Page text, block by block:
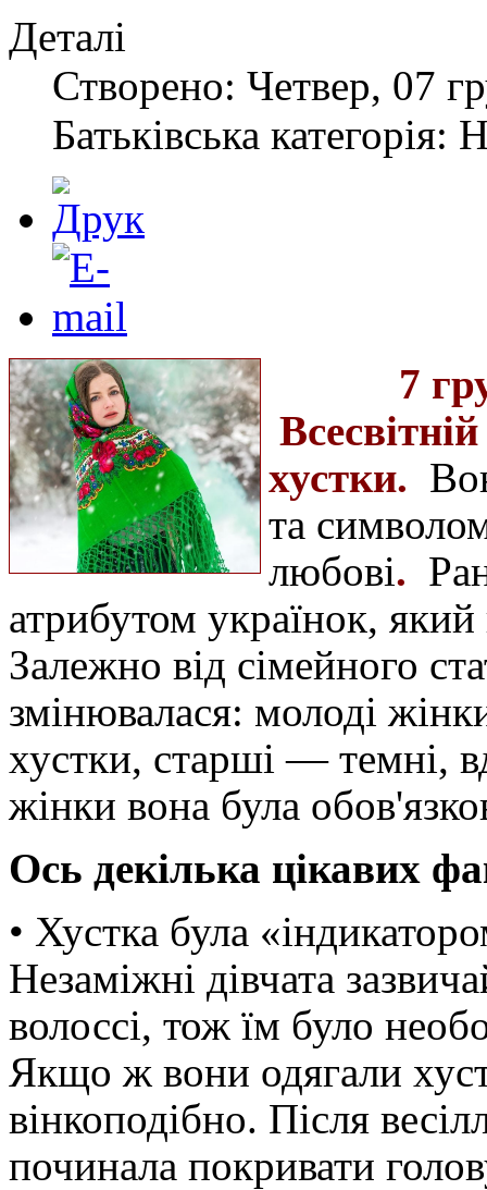
Деталі
Створено: Четвер, 07
Батьківська категорія:
7
хустки.
та
любові.
атрибутом українок,
Залежно від сімейного
змінювалася: молоді
хустки, старші — темні,
жінки вона була
Ось декілька цікавих
• Хустка була
Незаміжні дівчата
волоссі, тож їм було
Якщо ж вони одягали
вінкоподібно. Після
починала покривати